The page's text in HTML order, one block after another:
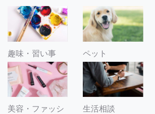
趣味・習い事 ペット
美容・ファッシ
生活相談